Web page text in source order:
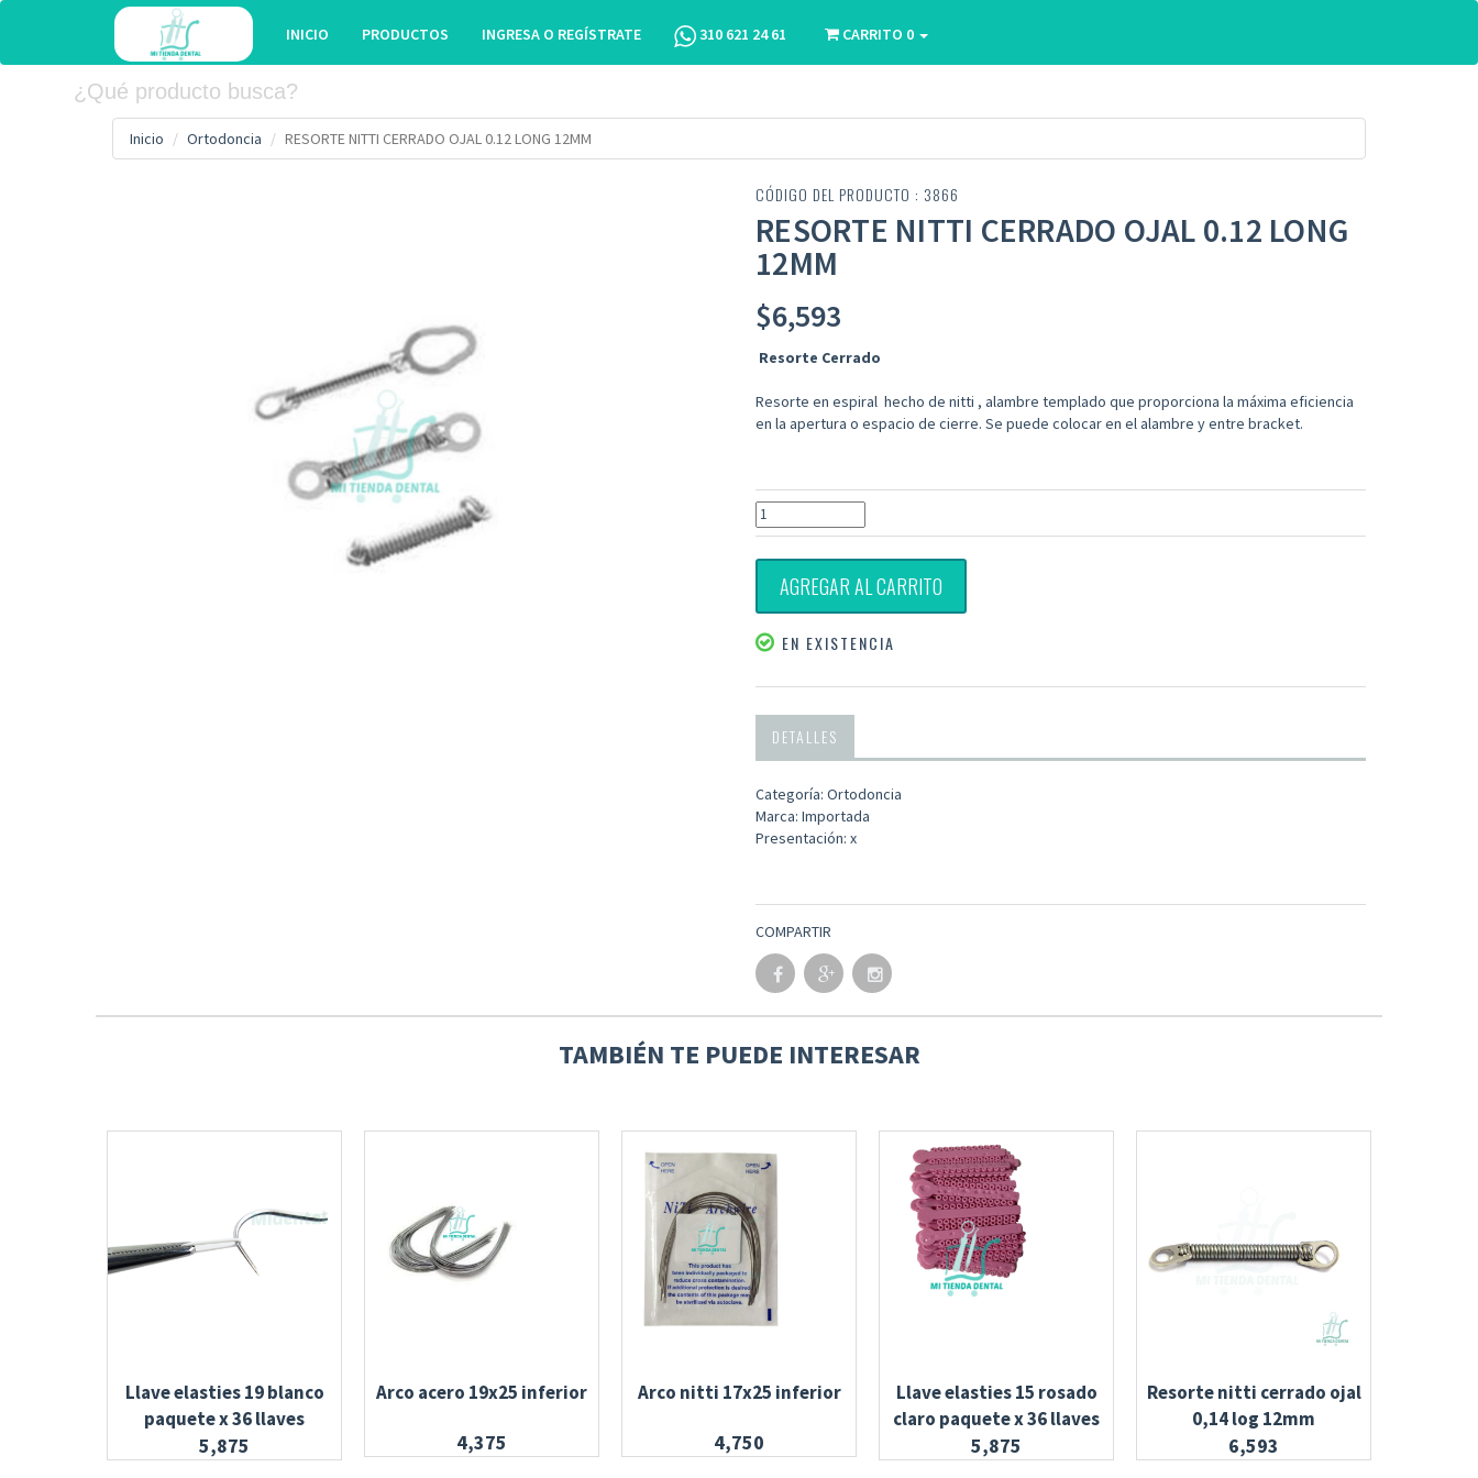
INICIO PRODUCTOS INGRESA O REGÍSTRATE 310 621 24 61 CARRITO 0
Inicio Ortodoncia RESORTE NITTI CERRADO OJAL 0.12 LONG 12MM
CÓDIGO DEL PRODUCTO : 3866
RESORTE NITTI CERRADO OJAL 0.12 LONG
12MM
$6,593
Resorte Cerrado
Resorte en espiral hecho de nitti , alambre templado que proporciona la máxima eficiencia
en la apertura o espacio de cierre. Se puede colocar en el alambre y entre bracket.
AGREGAR AL CARRITO
EN EXISTENCIA
DETALLES
Categoría: Ortodoncia
Marca: Importada
Presentación: x
COMPARTIR
TAMBIÉN TE PUEDE INTERESAR
Llave elasties 19 blanco
paquete x 36 llaves
5,875
Arco acero 19x25 inferior
4,375
Arco nitti 17x25 inferior
4,750
Llave elasties 15 rosado
claro paquete x 36 llaves
5,875
Resorte nitti cerrado ojal
0,14 log 12mm
6,593